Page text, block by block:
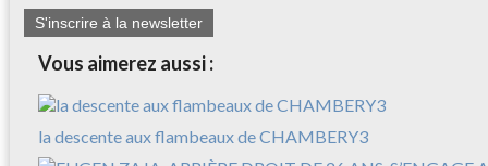
S'inscrire à la newsletter
Vous aimerez aussi :
la descente aux flambeaux de CHAMBERY3